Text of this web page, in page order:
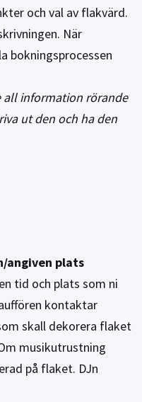
och val av flakvärd.
När
bokningsprocessen
all information rörande
ut den och ha den
angiven plats
tid och plats som ni
kontaktar
skall dekorera flaket
musikutrustning
på flaket. DJn